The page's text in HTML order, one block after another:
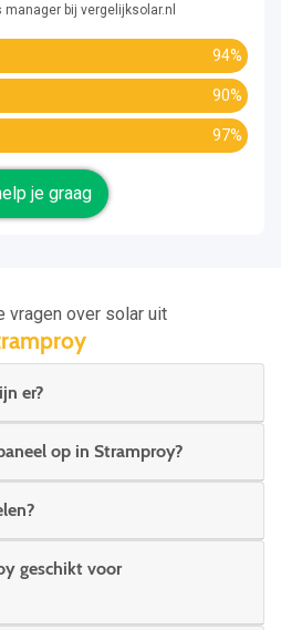
bij vergelijksolar.nl
94%
90%
97%
je graag
vragen over solar uit
er?
op in Stramproy?
geschikt voor